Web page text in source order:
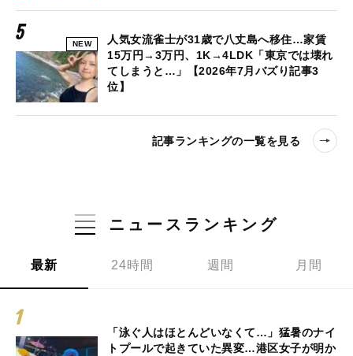
NEW
人気女流雀士が31歳で八丈島へ移住…家賃
15万円→3万円、1K→4LDK「東京では壊れ
てしまうと…」【2026年7月バズり記事3
位】
記事ランキングの一覧を見る
ニュースランキング
最新 24時間 週間 月間
「泳ぐ人はほとんどいなくて…」猛暑のナイ
トプールで起きていた異変…港区女子が明か